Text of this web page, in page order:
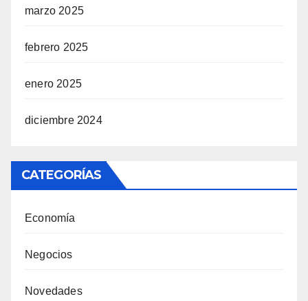
marzo 2025
febrero 2025
enero 2025
diciembre 2024
CATEGORÍAS
Economía
Negocios
Novedades